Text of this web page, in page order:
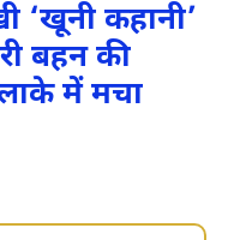
‘खूनी कहानी’
बहन की
में मचा